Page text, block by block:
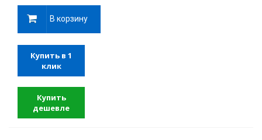
В корзину
Купить в 1
клик
Купить
дешевле